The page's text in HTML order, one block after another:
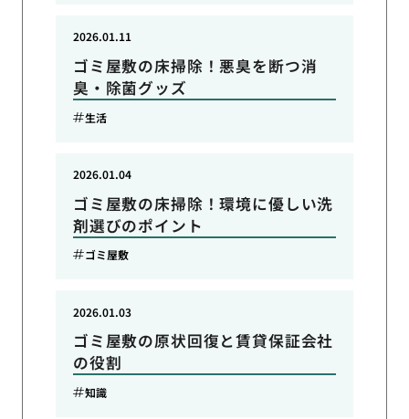
ゴミ屋敷の床掃除！悪臭を断つ消
臭・除菌グッズ
2026.01.11
生活
ゴミ屋敷の床掃除！環境に優しい洗
剤選びのポイント
2026.01.04
ゴミ屋敷
ゴミ屋敷の原状回復と賃貸保証会社
の役割
2026.01.03
知識